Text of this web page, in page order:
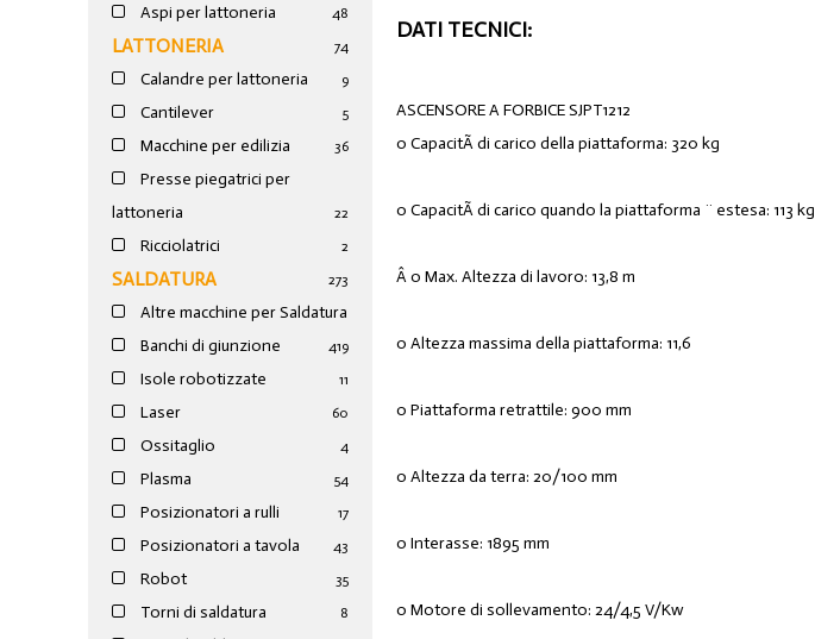
Aspi per lattoneria 48
LATTONERIA 74
Calandre per lattoneria 9
Cantilever 5
Macchine per edilizia 36
Presse piegatrici per
lattoneria
22
Ricciolatrici 2
SALDATURA 273
Altre macchine per Saldatura
19
Banchi di giunzione 4
Isole robotizzate 11
Laser 60
Ossitaglio 4
Plasma 54
Posizionatori a rulli 17
Posizionatori a tavola 43
Robot 35
Torni di saldatura 8
DATI TECNICI:
ASCENSORE A FORBICE SJPT1212
o CapacitÃ di carico della piattaforma: 320 kg
o CapacitÃ di carico quando la piattaforma ¨ estesa: 113 kg
Â o Max. Altezza di lavoro: 13,8 m
o Altezza massima della piattaforma: 11,6
o Piattaforma retrattile: 900 mm
o Altezza da terra: 20/100 mm
o Interasse: 1895 mm
o Motore di sollevamento: 24/4,5 V/Kw